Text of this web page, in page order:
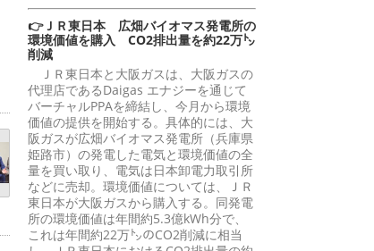
👉ＪＲ東日本 広畑バイオマス発電所の
環境価値を購入 CO2排出量を約22万㌧
削減
ＪＲ東日本と大阪ガスは、大阪ガスの
代理店であるDaigas エナジーを通じて
バーチャルPPAを締結し、今月から環境
価値の提供を開始する。具体的には、大
阪ガスが広畑バイオマス発電所（兵庫県
姫路市）の発電した電気と環境価値の全
量を買い取り、電気は日本卸電力取引所
などに売却。環境価値については、ＪＲ
東日本が大阪ガスから購入する。同発電
所の環境価値は年間約5.3億kWh分で、
これは年間約22万㌧のCO2削減に相当